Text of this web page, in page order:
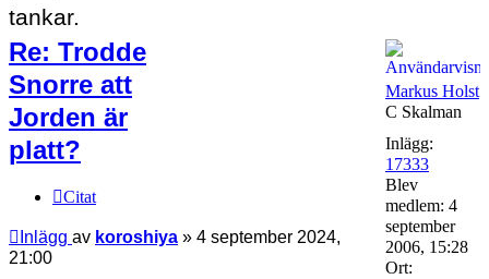
tankar.
Re: Trodde
Snorre att
Jorden är
platt?
Citat
Inlägg av koroshiya » 4 september 2024,
21:00
Markus Holst
C Skalman
Inlägg:
17333
Blev
medlem: 4
september
2006, 15:28
Ort: